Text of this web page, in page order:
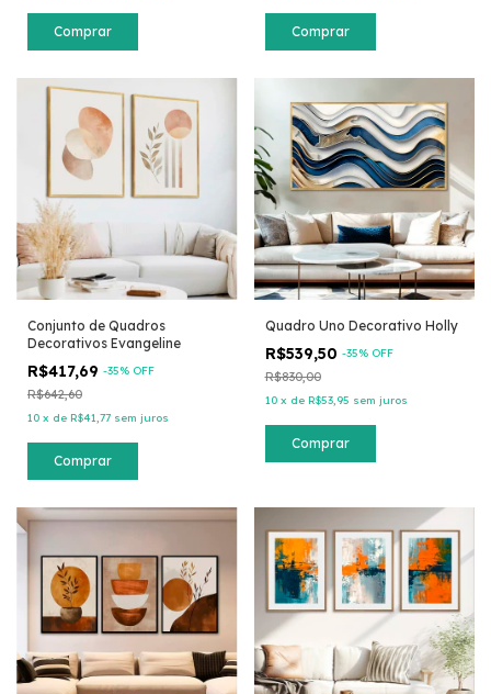
Comprar Comprar
Conjunto de Quadros
Decorativos Evangeline
R$417,69 -35% OFF
R$642,60
10 x de R$41,77 sem juros
Comprar
Quadro Uno Decorativo Holly
R$539,50 -35% OFF
R$830,00
10 x de R$53,95 sem juros
Comprar